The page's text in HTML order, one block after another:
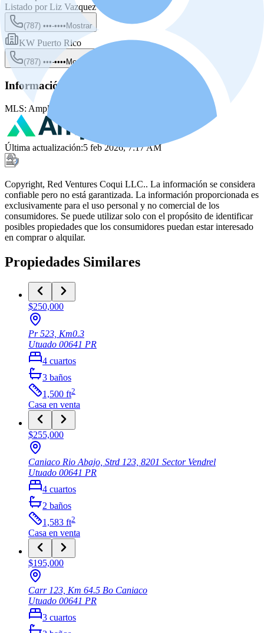
Listado por Liz Vazquez
(787) •••-•••• Mostrar
KW Puerto Rico
(787) •••-•••• Mostrar
Información de la fuente
MLS: Amplia MLS
Última actualización:5 feb 2026, 7:17 AM
Copyright, Red Ventures Coqui LLC.. La información se considera
confiable pero no está garantizada. La información proporcionada es
exclusivamente para el uso personal y no comercial de los
consumidores. Se puede utilizar solo con el propósito de identificar
posibles propiedades que los consumidores puedan estar interesado
en comprar o alquilar.
Propiedades Similares
$250,000
Pr 523, Km0.3
Utuado 00641 PR
4 cuartos
3 baños
1,500 ft2
Casa en venta
$255,000
Caniaco Rio Abajo, Strd 123, 8201 Sector Vendrel
Utuado 00641 PR
4 cuartos
2 baños
1,583 ft2
Casa en venta
$195,000
Carr 123, Km 64.5 Bo Caniaco
Utuado 00641 PR
3 cuartos